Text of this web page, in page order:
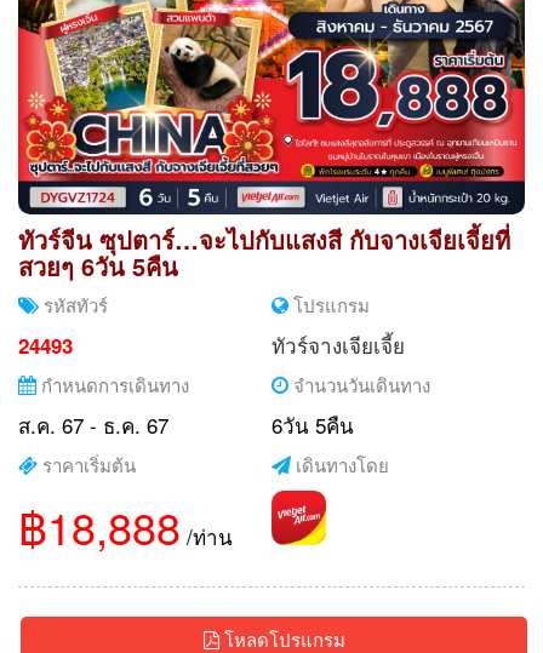
ทัวร์จีน ซุปตาร์…จะไปกับแสงสี กับจางเจียเจี้ยที่
สวยๆ 6วัน 5คืน
รหัสทัวร์
24493
โปรแกรม
ทัวร์จางเจียเจี้ย
กำหนดการเดินทาง
ส.ค. 67 - ธ.ค. 67
จำนวนวันเดินทาง
6วัน 5คืน
ราคาเริ่มต้น
฿18,888 /ท่าน
เดินทางโดย
โหลดโปรแกรม